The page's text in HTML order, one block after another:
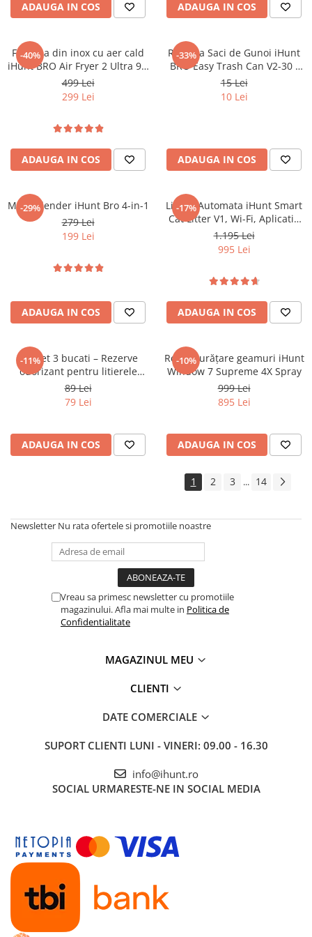
Tablete Oukitel
Gift Card EV
STATII DE INCARCARE EV
Stații de Încărcare Rezidențiale /
Profesionale
ADAUGA IN COS ADAUGA IN COS
-40%
Friteuza din inox cu aer cald
iHunt BRO Air Fryer 2 Ultra 9L,
2200W, Dublă încălzire,
Temperatura reglabila 80-200
499 Lei
299 Lei
ADAUGA IN COS
-33%
Rezerva Saci de Gunoi iHunt
BRO Easy Trash Can V2-30 /
S140, Lungime 8m, 1 Bucata
15 Lei
10 Lei
ADAUGA IN COS
-29%
Multi Blender iHunt Bro 4-in-1
279 Lei
199 Lei
ADAUGA IN COS
-17%
Litiera Automata iHunt Smart
Cat Litter V1, Wi-Fi, Aplicatie
Smart
1.195 Lei
995 Lei
ADAUGA IN COS
-11%
Pachet 3 bucati – Rezerve
odorizant pentru litierele
iHunt Smart Cat Litter V1 și V5
89 Lei
79 Lei
ADAUGA IN COS
-10%
Robot curățare geamuri iHunt
Window 7 Supreme 4X Spray
999 Lei
895 Lei
ADAUGA IN COS
1 2 3 ... 14
Newsletter Nu rata ofertele si promotiile noastre
Vreau sa primesc newsletter cu promotiile
magazinului. Afla mai multe in Politica de
Confidentialitate
MAGAZINUL MEU
CLIENTI
DATE COMERCIALE
SUPORT CLIENTI LUNI - VINERI: 09.00 - 16.30
info@ihunt.ro
SOCIAL URMARESTE-NE IN SOCIAL MEDIA